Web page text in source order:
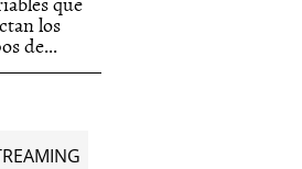
los
de...